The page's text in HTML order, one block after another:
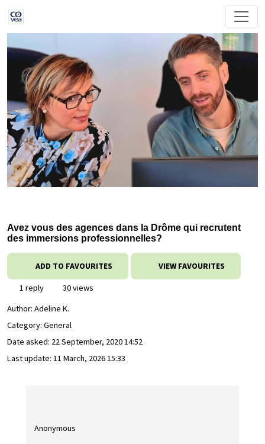
Avez vous des agences dans la Drôme qui recrutent
des immersions professionnelles?
ADD TO FAVOURITES VIEW FAVOURITES
1 reply
30 views
Author: Adeline K.
Category: General
Date asked: 22 September, 2020 14:52
Last update: 11 March, 2026 15:33
Anonymous